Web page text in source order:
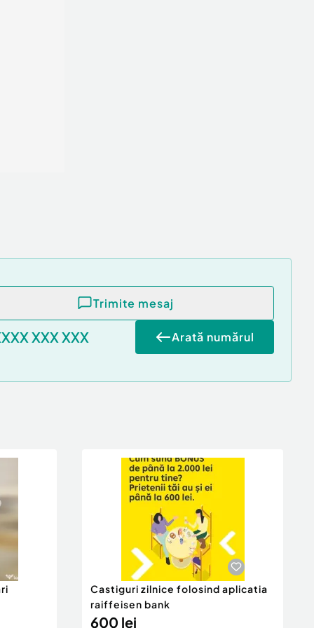
Trimite mesaj
XXX XXX Arată numărul
Castiguri zilnice folosind aplicatia
raiffeisen bank
600 lei